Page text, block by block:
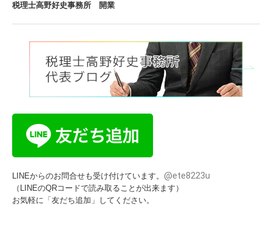
税理士高野好史事務所 開業
LINEからのお問合せも受け付けています。 @ete8223u
（LINEのQRコードで読み取ることが出来ます）
お気軽に「友だち追加」してください。